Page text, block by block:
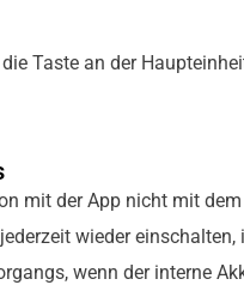
Taste an der
mit der App nicht mit
wieder
wenn der interne